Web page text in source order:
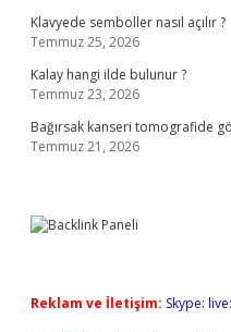
Klavyede semboller nasıl açılır ?
Temmuz 25, 2026
Kalay hangi ilde bulunur ?
Temmuz 23, 2026
Bağırsak kanseri tomografide
Temmuz 21, 2026
Reklam ve İletişim: Skype: